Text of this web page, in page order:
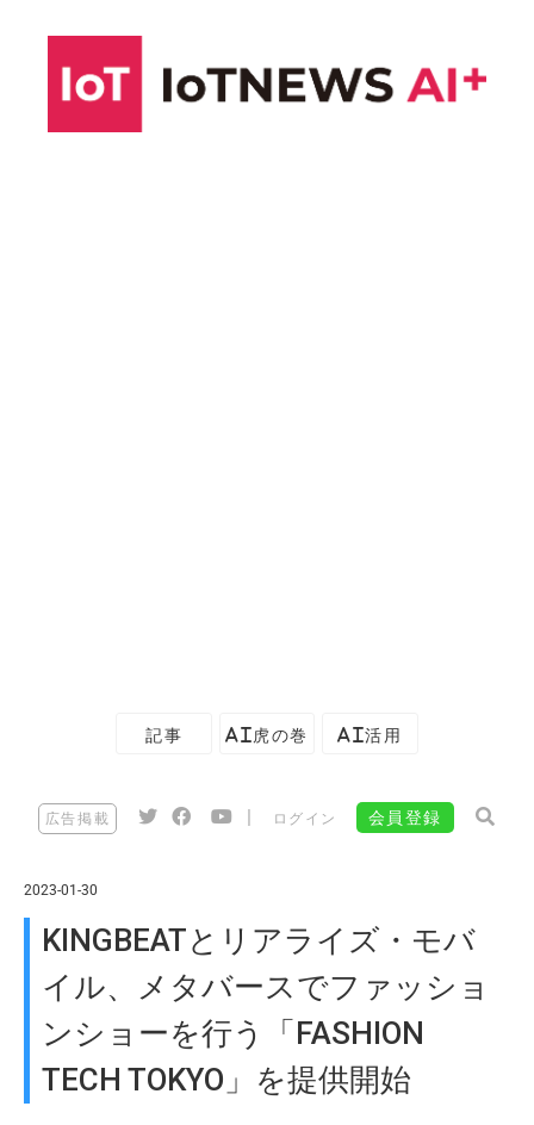
記事 AI虎の巻 AI活用
広告掲載 ログイン 会員登録
2023-01-30
KINGBEATとリアライズ・モバ
イル、メタバースでファッショ
ンショーを行う「FASHION
TECH TOKYO」を提供開始